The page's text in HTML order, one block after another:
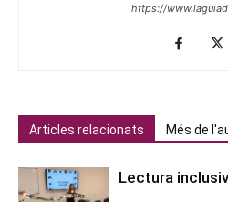
https://
Articles relacionats Més de
Lectura